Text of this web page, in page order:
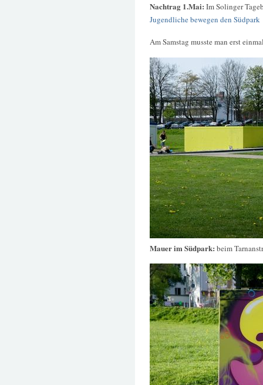
Nachtrag 1.Mai: Im Solinger
Jugendliche bewegen den Südpark
Am Samstag musste man erst
Mauer im Südpark: beim